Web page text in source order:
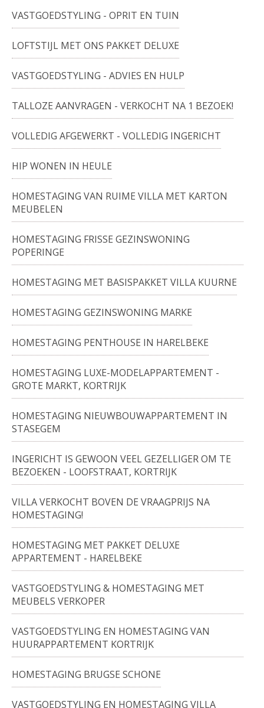
VASTGOEDSTYLING - OPRIT EN TUIN
LOFTSTIJL MET ONS PAKKET DELUXE
VASTGOEDSTYLING - ADVIES EN HULP
TALLOZE AANVRAGEN - VERKOCHT NA 1 BEZOEK!
VOLLEDIG AFGEWERKT - VOLLEDIG INGERICHT
HIP WONEN IN HEULE
HOMESTAGING VAN RUIME VILLA MET KARTON
MEUBELEN
HOMESTAGING FRISSE GEZINSWONING
POPERINGE
HOMESTAGING MET BASISPAKKET VILLA KUURNE
HOMESTAGING GEZINSWONING MARKE
HOMESTAGING PENTHOUSE IN HARELBEKE
HOMESTAGING LUXE-MODELAPPARTEMENT -
GROTE MARKT, KORTRIJK
HOMESTAGING NIEUWBOUWAPPARTEMENT IN
STASEGEM
INGERICHT IS GEWOON VEEL GEZELLIGER OM TE
BEZOEKEN - LOOFSTRAAT, KORTRIJK
VILLA VERKOCHT BOVEN DE VRAAGPRIJS NA
HOMESTAGING!
HOMESTAGING MET PAKKET DELUXE
APPARTEMENT - HARELBEKE
VASTGOEDSTYLING & HOMESTAGING MET
MEUBELS VERKOPER
VASTGOEDSTYLING EN HOMESTAGING VAN
HUURAPPARTEMENT KORTRIJK
HOMESTAGING BRUGSE SCHONE
VASTGOEDSTYLING EN HOMESTAGING VILLA